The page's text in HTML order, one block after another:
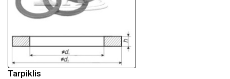
Tarpiklis